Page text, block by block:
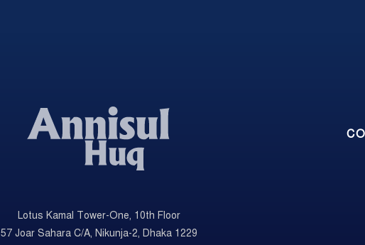
Lotus Kamal Tower-One, 10th Floor
57 Joar Sahara C/A, Nikunja-2, Dhaka 1229